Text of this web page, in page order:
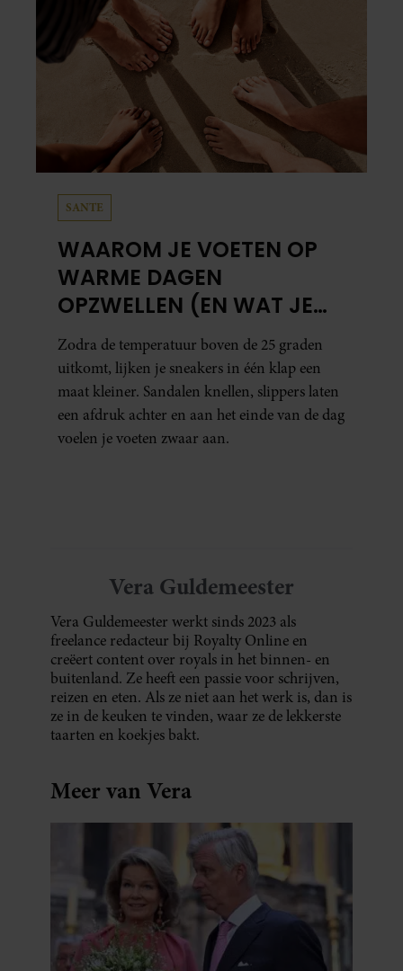
SANTE
WAAROM JE VOETEN OP
WARME DAGEN
OPZWELLEN (EN WAT JE
ERAAN KUNT DOEN)
Zodra de temperatuur boven de 25 graden
uitkomt, lijken je sneakers in één klap een
maat kleiner. Sandalen knellen, slippers laten
een afdruk achter en aan het einde van de dag
voelen je voeten zwaar aan.
Vera Guldemeester
Vera Guldemeester werkt sinds 2023 als
freelance redacteur bij Royalty Online en
creëert content over royals in het binnen- en
buitenland. Ze heeft een passie voor schrijven,
reizen en eten. Als ze niet aan het werk is, dan is
ze in de keuken te vinden, waar ze de lekkerste
taarten en koekjes bakt.
Meer van Vera